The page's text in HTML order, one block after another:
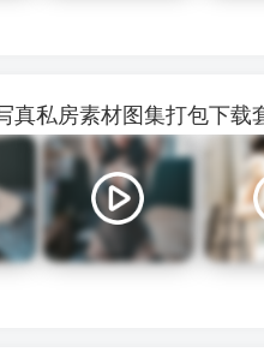
真私房素材图集打包下载